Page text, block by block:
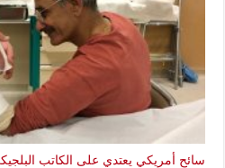
سائح أمريكي يعتدي على الكاتب